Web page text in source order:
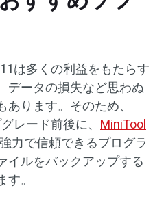
は多くの利益をもたらす
データの損失など思わぬ
ります。そのため、
レード前後に、 MiniTool
力で信頼できるプログラ
イルをバックアップする
。